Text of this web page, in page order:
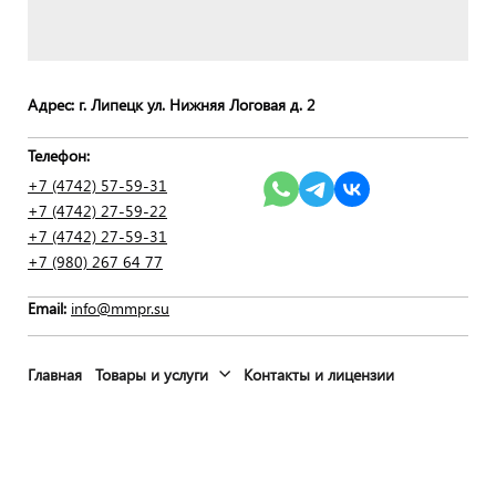
Адрес: г. Липецк ул. Нижняя Логовая д. 2
Телефон:
+7 (4742) 57-59-31
+7 (4742) 27-59-22
+7 (4742) 27-59-31
+7 (980) 267 64 77
Email: info@mmpr.su
Главная Товары и услуги Контакты и лицензии